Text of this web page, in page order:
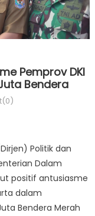
Pemprov DKI
Bendera
Politik dan
Dalam
positif antusiasme
dalam
Bendera Merah